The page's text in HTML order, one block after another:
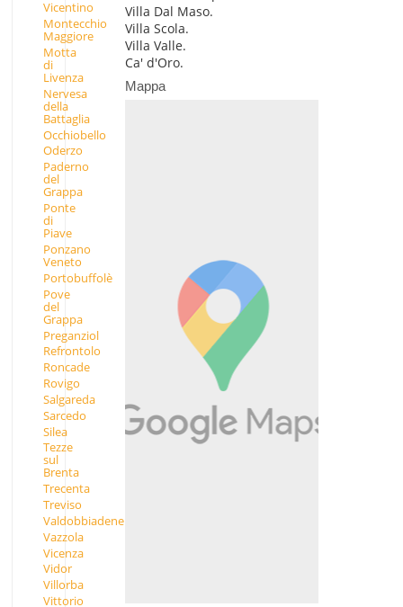
Vicentino
Montecchio
Maggiore
Motta
di
Livenza
Nervesa
della
Battaglia
Occhiobello
Oderzo
Paderno
del
Grappa
Ponte
di
Piave
Ponzano
Veneto
Portobuffolè
Pove
del
Grappa
Preganziol
Refrontolo
Roncade
Rovigo
Salgareda
Sarcedo
Silea
Tezze
sul
Brenta
Trecenta
Treviso
Valdobbiadene
Vazzola
Vicenza
Vidor
Villorba
Vittorio
Villa Dal Maso.
Villa Scola.
Villa Valle.
Ca' d'Oro.
Mappa